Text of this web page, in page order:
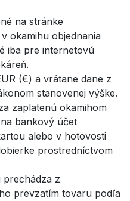
na stránke
okamihu objednania
iba pre internetovú
(€) a vrátane dane z
stanovenej výške.
zaplatenú okamihom
bankový účet
alebo v hotovosti
prostredníctvom
z
prevzatím tovaru podľa